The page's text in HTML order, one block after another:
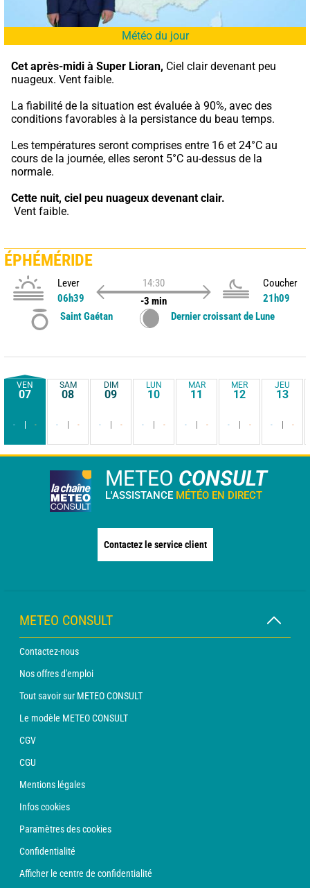
Météo du jour
Cet après-midi à Super Lioran, Ciel clair devenant peu
nuageux. Vent faible.
La fiabilité de la situation est évaluée à 90%, avec des
conditions favorables à la persistance du beau temps.
Les températures seront comprises entre 16 et 24°C au
cours de la journée, elles seront 5°C au-dessus de la
normale.
Cette nuit, ciel peu nuageux devenant clair.
Vent faible.
ÉPHÉMÉRIDE
Lever
06h39
14:30
-3 min
Coucher
21h09
Saint Gaétan
Dernier croissant de Lune
VEN
07
- -
SAM
08
- -
DIM
09
- -
LUN
10
- -
MAR
11
- -
MER
12
- -
JEU
13
- -
METEO CONSULT
L'ASSISTANCE MÉTÉO EN DIRECT
Contactez le service client
METEO CONSULT
Contactez-nous
Nos offres d'emploi
Tout savoir sur METEO CONSULT
Le modèle METEO CONSULT
CGV
CGU
Mentions légales
Infos cookies
Paramètres des cookies
Confidentialité
Afficher le centre de confidentialité